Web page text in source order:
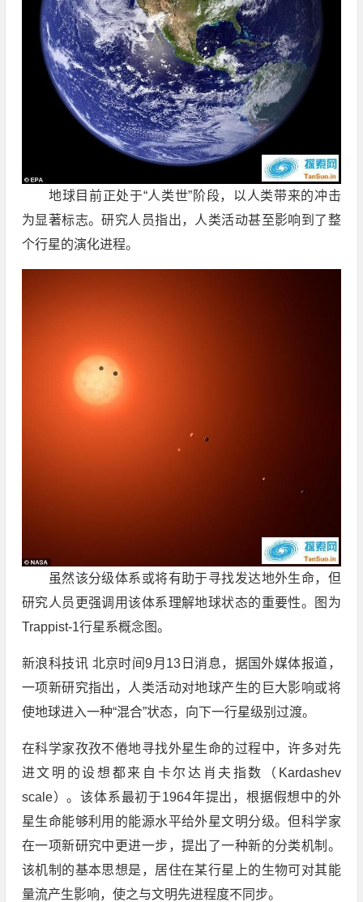
地球目前正处于“人类世”阶段，以人类带来的冲击
为显著标志。研究人员指出，人类活动甚至影响到了整
个行星的演化进程。
虽然该分级体系或将有助于寻找发达地外生命，但
研究人员更强调用该体系理解地球状态的重要性。图为
Trappist-1行星系概念图。
新浪科技讯 北京时间9月13日消息，据国外媒体报道，
一项新研究指出，人类活动对地球产生的巨大影响或将
使地球进入一种“混合”状态，向下一行星级别过渡。
在科学家孜孜不倦地寻找外星生命的过程中，许多对先
进文明的设想都来自卡尔达肖夫指数（Kardashev
scale）。该体系最初于1964年提出，根据假想中的外
星生命能够利用的能源水平给外星文明分级。但科学家
在一项新研究中更进一步，提出了一种新的分类机制。
该机制的基本思想是，居住在某行星上的生物可对其能
量流产生影响，使之与文明先进程度不同步。